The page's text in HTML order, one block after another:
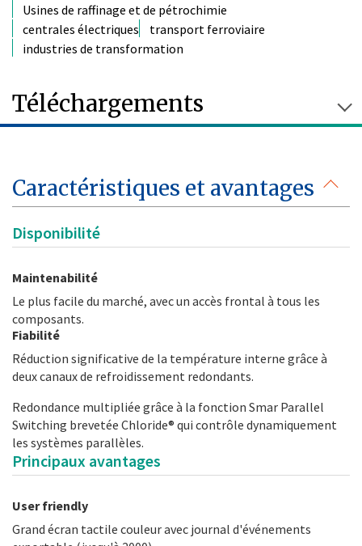
Usines de raffinage et de pétrochimie
centrales électriques
transport ferroviaire
industries de transformation
Téléchargements
Caractéristiques et avantages
Disponibilité
Maintenabilité
Le plus facile du marché, avec un accès frontal à tous les
composants.
Fiabilité
Réduction significative de la température interne grâce à
deux canaux de refroidissement redondants.
Redondance multipliée grâce à la fonction Smar Parallel
Switching brevetée Chloride® qui contrôle dynamiquement
les systèmes parallèles.
Principaux avantages
User friendly
Grand écran tactile couleur avec journal d'événements